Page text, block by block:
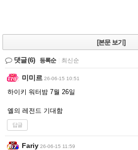
[본문 보기]
댓글(6) 등록순 최신순
미미르 26-06-15 10:51
하이키 워터밤 7월 26일
옐의 레전드 기대함
답글
Fariy 26-06-15 11:59